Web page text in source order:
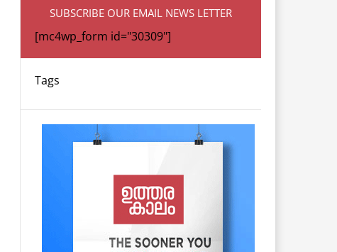
SUBSCRIBE OUR EMAIL NEWS LETTER
[mc4wp_form id="30309"]
Tags